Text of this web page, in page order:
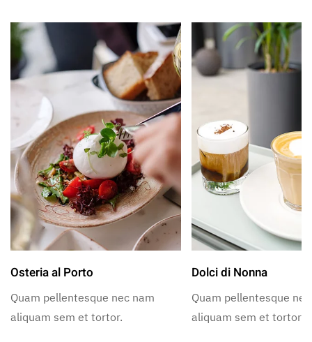
Osteria al Porto
Quam pellentesque nec nam
aliquam sem et tortor.
Dolci di Nonna
Quam pellentesque
aliquam sem et tortor.